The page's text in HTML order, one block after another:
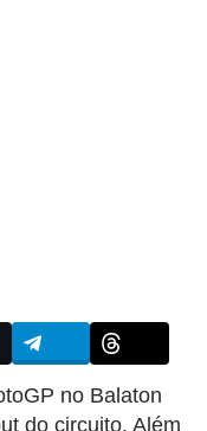
no Balaton
do circuito. Além